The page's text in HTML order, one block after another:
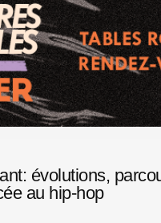
évolutions,
au hip-hop